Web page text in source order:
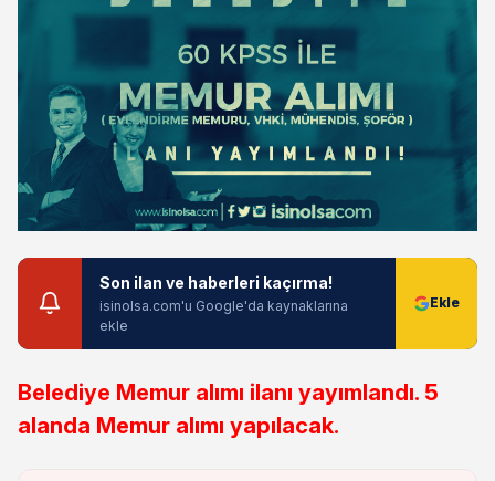
Son ilan ve haberleri kaçırma!
isinolsa.com'u Google'da kaynaklarına
ekle
Belediye Memur alımı ilanı yayımlandı. 5
alanda Memur alımı yapılacak.